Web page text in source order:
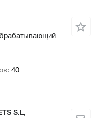
40
S.L,